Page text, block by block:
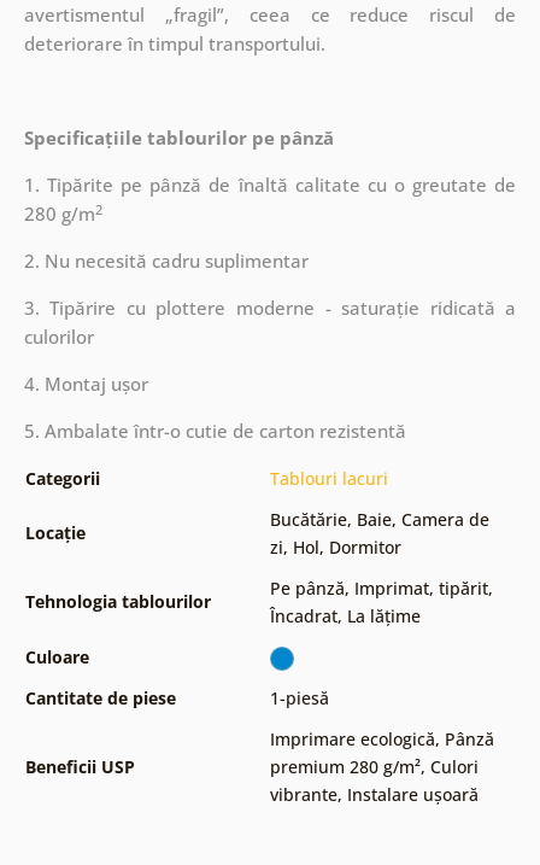
avertismentul „fragil”, ceea ce reduce riscul de
deteriorare în timpul transportului.
Specificațiile tablourilor pe pânză
1. Tipărite pe pânză de înaltă calitate cu o greutate de
280 g/m2
2. Nu necesită cadru suplimentar
3. Tipărire cu plottere moderne - saturație ridicată a
culorilor
4. Montaj ușor
5. Ambalate într-o cutie de carton rezistentă
Categorii Tablouri lacuri
Locație
Bucătărie, Baie, Camera de
zi, Hol, Dormitor
Tehnologia tablourilor
Pe pânză, Imprimat, tipărit,
Încadrat, La lățime
Culoare
Cantitate de piese
1-piesă
Beneficii USP
Imprimare ecologică, Pânză
premium 280 g/m², Culori
vibrante, Instalare ușoară